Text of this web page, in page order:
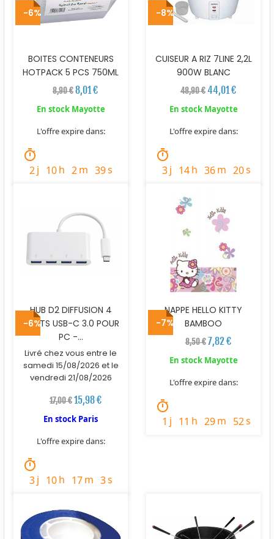
BOITES CONTENEURS
HOTPACK 5 PCS 750ML
8,90 €8,01 €
En stock Mayotte
L'offre expire dans:
timer
2j 10h 2m 38s
CUISEUR A RIZ 7LINE 2,2L
900W BLANC
48,90 € 44,01 €
En stock Mayotte
L'offre expire dans:
timer
3j 14h 36m 19s
-6%
HUB D2 DIFFUSION 4
PORTS USB-C 3.0 POUR
PC -...
Livré chez vous entre le
samedi 15/08/2026 et le
vendredi 21/08/2026
17,00 € 15,98 €
En stock Paris
L'offre expire dans:
timer
3j 10h 17m 2s
-8%
NAPPE HELLO KITTY
BAMBOO
8,50 € 7,82 €
En stock Mayotte
L'offre expire dans:
timer
1 j 11 h 29m 51s
-6% -7%